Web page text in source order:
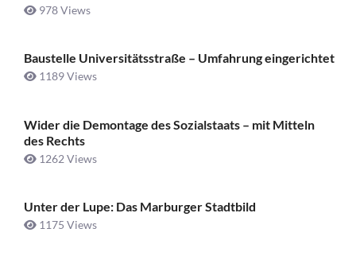
978 Views
Baustelle Universitätsstraße ­– Umfahrung eingerichtet
1189 Views
Wider die Demontage des Sozialstaats – mit Mitteln
des Rechts
1262 Views
Unter der Lupe: Das Marburger Stadtbild
1175 Views